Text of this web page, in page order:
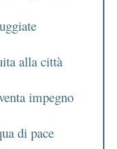
alla città
impegno
di pace